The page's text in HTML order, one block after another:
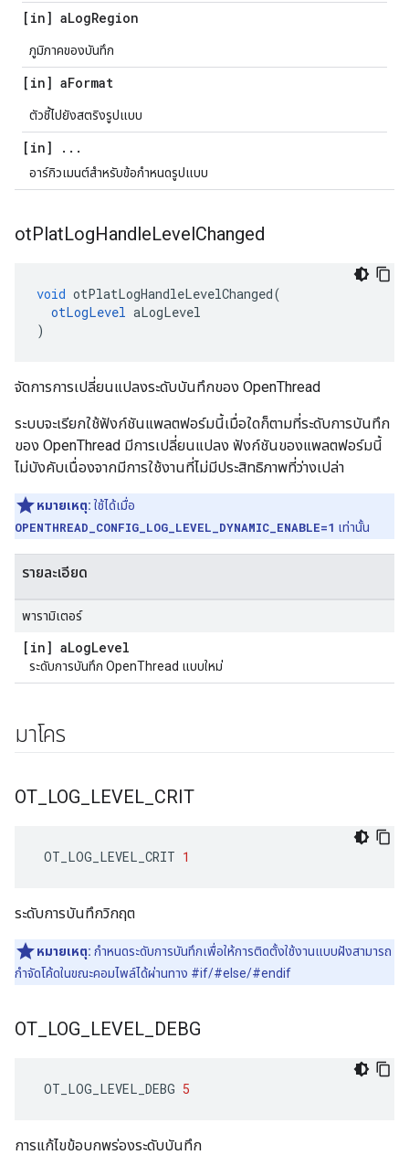
[in] aLogRegion
ภูมิภาคของบันทึก
[in] aFormat
ตัวชี้ไปยังสตริงรูปแบบ
[in] . . .
อาร์กิวเมนต์สำหรับข้อกำหนดรูปแบบ
otPlatLogHandleLevelChanged
void otPlatLogHandleLevelChanged(
otLogLevel aLogLevel
)
จัดการการเปลี่ยนแปลงระดับบันทึกของ OpenThread
ระบบจะเรียกใช้ฟังก์ชันแพลตฟอร์มนี้เมื่อใดก็ตามที่ระดับการบันทึก
ของ OpenThread มีการเปลี่ยนแปลง ฟังก์ชันของแพลตฟอร์มนี้
ไม่บังคับเนื่องจากมีการใช้งานที่ไม่มีประสิทธิภาพที่ว่างเปล่า
หมายเหตุ: ใช้ได้เมื่อ
OPENTHREAD_CONFIG_LOG_LEVEL_DYNAMIC_ENABLE=1 เท่านั้น
รายละเอียด
พารามิเตอร์
[in] aLogLevel
ระดับการบันทึก OpenThread แบบใหม่
มาโคร
OT LOG LEVEL CRIT
OT_LOG_LEVEL_CRIT 1
ระดับการบันทึกวิกฤต
หมายเหตุ: กำหนดระดับการบันทึกเพื่อให้การติดตั้งใช้งานแบบฝังสามารถ
กำจัดโค้ดในขณะคอมไพล์ได้ผ่านทาง #if/#else/#endif
OT LOG LEVEL DEBG
OT_LOG_LEVEL_DEBG 5
การแก้ไขข้อบกพร่องระดับบันทึก